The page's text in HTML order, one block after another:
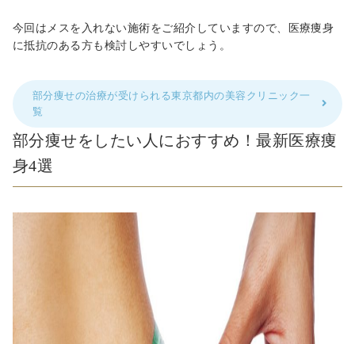
今回はメスを入れない施術をご紹介していますので、医療痩身
に抵抗のある方も検討しやすいでしょう。
部分痩せの治療が受けられる東京都内の美容クリニック一
覧
部分痩せをしたい人におすすめ！最新医療痩
身4選